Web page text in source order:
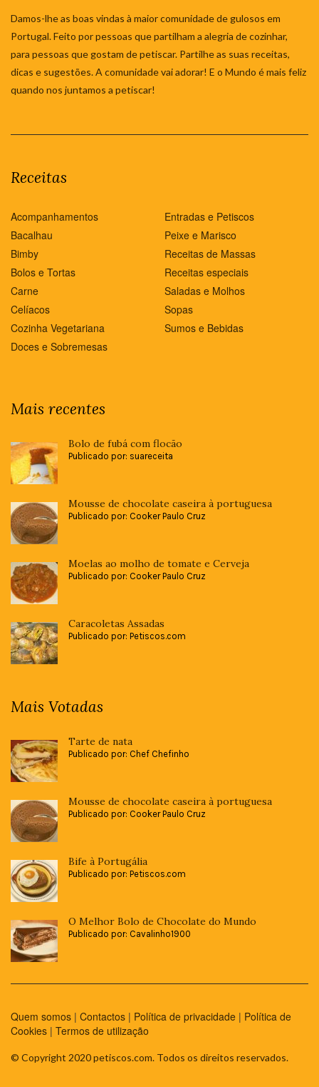
Damos-lhe as boas vindas à maior comunidade de gulosos em
Portugal. Feito por pessoas que partilham a alegria de cozinhar,
para pessoas que gostam de petiscar. Partilhe as suas receitas,
dicas e sugestões. A comunidade vai adorar! E o Mundo é mais feliz
quando nos juntamos a petiscar!
Receitas
Acompanhamentos
Bacalhau
Bimby
Bolos e Tortas
Carne
Celíacos
Cozinha Vegetariana
Doces e Sobremesas
Entradas e Petiscos
Peixe e Marisco
Receitas de Massas
Receitas especiais
Saladas e Molhos
Sopas
Sumos e Bebidas
Mais recentes
Bolo de fubá com flocão
Publicado por: suareceita
Mousse de chocolate caseira à portuguesa
Publicado por: Cooker Paulo Cruz
Moelas ao molho de tomate e Cerveja
Publicado por: Cooker Paulo Cruz
Caracoletas Assadas
Publicado por: Petiscos.com
Mais Votadas
Tarte de nata
Publicado por: Chef Chefinho
Mousse de chocolate caseira à portuguesa
Publicado por: Cooker Paulo Cruz
Bife à Portugália
Publicado por: Petiscos.com
O Melhor Bolo de Chocolate do Mundo
Publicado por: Cavalinho1900
Quem somos | Contactos | Política de privacidade | Política de
Cookies | Termos de utilização
© Copyright 2020 petiscos.com. Todos os direitos reservados.